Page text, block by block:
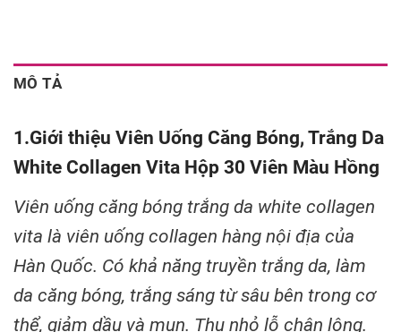
MÔ TẢ
1.Giới thiệu Viên Uống Căng Bóng, Trắng Da
White Collagen Vita Hộp 30 Viên Màu Hồng
Viên uống căng bóng trắng da white collagen
vita là viên uống collagen hàng nội địa của
Hàn Quốc. Có khả năng truyền trắng da, làm
da căng bóng, trắng sáng từ sâu bên trong cơ
thể, giảm dầu và mụn. Thu nhỏ lỗ chân lông.